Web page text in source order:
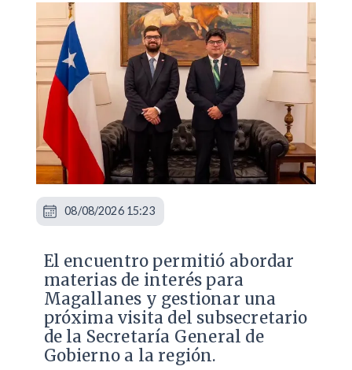
El encuentro permitió abordar
materias de interés para
Magallanes y gestionar una
próxima visita del subsecretario
de la Secretaría General de
Gobierno a la región.
08/08/2026 15:23